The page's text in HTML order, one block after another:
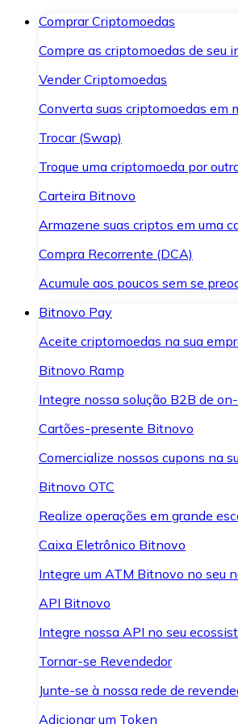
Comprar Criptomoedas
Compre as criptomoedas de seu
Vender Criptomoedas
Converta suas criptomoedas em
Trocar (Swap)
Troque uma criptomoeda por
Carteira Bitnovo
Armazene suas criptos em uma
Compra Recorrente (DCA)
Acumule aos poucos sem se
Bitnovo Pay
Aceite criptomoedas na sua
Bitnovo Ramp
Integre nossa solução B2B de
Cartões-presente Bitnovo
Comercialize nossos cupons na
Bitnovo OTC
Realize operações em grande
Caixa Eletrônico Bitnovo
Integre um ATM Bitnovo no seu
API Bitnovo
Integre nossa API no seu
Tornar-se Revendedor
Junte-se à nossa rede de
Adicionar um Token